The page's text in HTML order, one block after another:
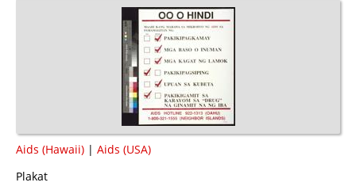
Aids (Hawaii) | Aids (USA)
Plakat